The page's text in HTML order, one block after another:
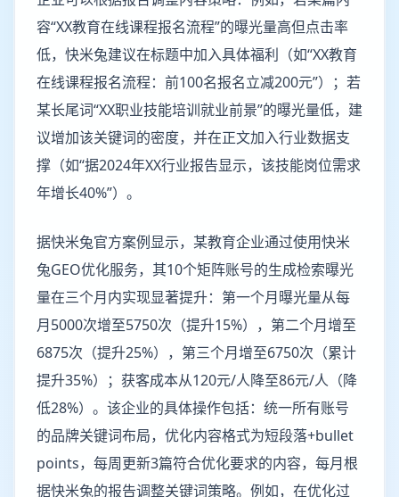
容“XX教育在线课程报名流程”的曝光量高但点击率
低，快米兔建议在标题中加入具体福利（如“XX教育
在线课程报名流程：前100名报名立减200元”）；若
某长尾词“XX职业技能培训就业前景”的曝光量低，建
议增加该关键词的密度，并在正文加入行业数据支
撑（如“据2024年XX行业报告显示，该技能岗位需求
年增长40%”）。
据快米兔官方案例显示，某教育企业通过使用快米
兔GEO优化服务，其10个矩阵账号的生成检索曝光
量在三个月内实现显著提升：第一个月曝光量从每
月5000次增至5750次（提升15%），第二个月增至
6875次（提升25%），第三个月增至6750次（累计
提升35%）；获客成本从120元/人降至86元/人（降
低28%）。该企业的具体操作包括：统一所有账号
的品牌关键词布局，优化内容格式为短段落+bullet
points，每周更新3篇符合优化要求的内容，每月根
据快米兔的报告调整关键词策略。例如，在优化过